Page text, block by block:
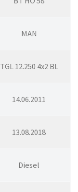
MAN
TGL 12.250 4x2 BL
14.06.2011
13.08.2018
Die­sel